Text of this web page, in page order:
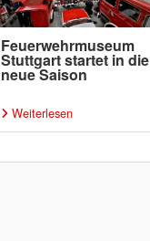
Feuerwehrmuseum
Stuttgart startet in die
neue Saison
Weiterlesen